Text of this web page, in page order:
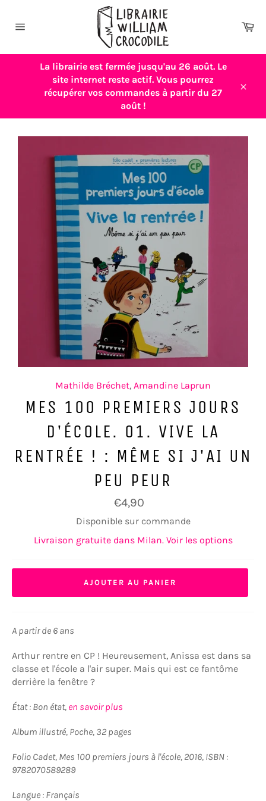
contenu
La librairie est fermée jusqu'au 26 août. Le
site internet reste actif. Vous pourrez
récupérer vos commandes à partir du 27
août !
Mathilde Bréchet, Amandine Laprun
MES 100 PREMIERS JOURS
D'ÉCOLE. 01. VIVE LA
RENTRÉE ! : MÊME SI J'AI UN
PEU PEUR
Prix
régulier
€4,90
Disponible sur commande
Livraison gratuite dans Milan. Voir les options
AJOUTER AU PANIER
A partir de 6 ans
Arthur rentre en CP ! Heureusement, Anissa est dans sa
classe et l'école a l'air super. Mais qui est ce fantôme
derrière la fenêtre ?
État : Bon état, en savoir plus
Album illustré, Poche, 32 pages
Folio Cadet, Mes 100 premiers jours à l'école, 2016, ISBN :
9782070589289
Langue : Français